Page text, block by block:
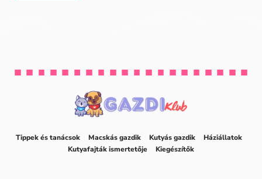
Tippek és tanácsok Macskás gazdik Kutyás gazdik
Háziállatok
Kutyafajták ismertetője
Kiegészítők